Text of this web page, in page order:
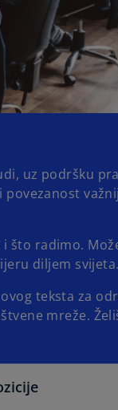
uz podršku
što radimo.
diljem svijeta.
teksta za
mreže.
o